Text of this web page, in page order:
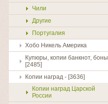
Чили
Другие
Португалия
Хобо Никель Америка
Купюры, копии банкнот, боны
[2485]
Копии наград - [3636]
Копии наград Царской
России